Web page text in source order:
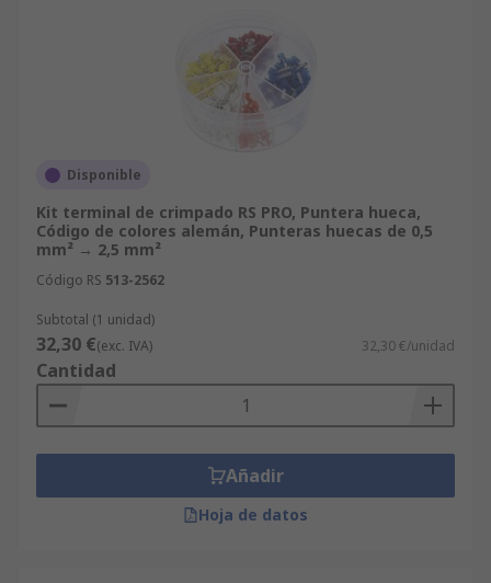
Disponible
Kit terminal de crimpado RS PRO, Puntera hueca,
Código de colores alemán, Punteras huecas de 0,5
mm² → 2,5 mm²
Código RS 513-2562
Subtotal (1 unidad)
32,30 €(exc. IVA) 32,30 €/unidad
Cantidad
Añadir
Hoja de datos